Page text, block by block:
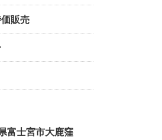
販売
富士宮市大鹿窪